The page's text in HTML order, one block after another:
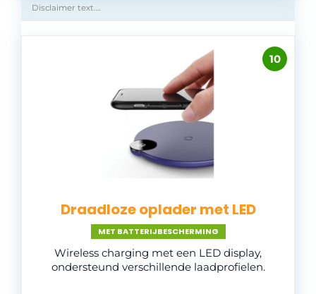
Disclaimer text….
10
Draadloze oplader met LED
MET BATTERIJBESCHERMING
Wireless charging met een LED display,
ondersteund verschillende laadprofielen.